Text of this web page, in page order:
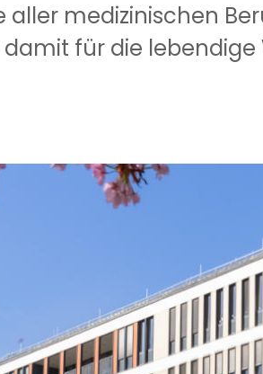
aller medizinischen
für die